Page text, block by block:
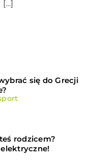
się do Grecji
rodzicem?